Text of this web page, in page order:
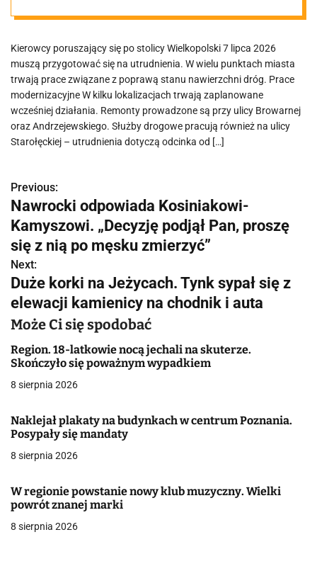
gdzie trwają
naprawy
Kierowcy poruszający się po stolicy Wielkopolski 7 lipca 2026
muszą przygotować się na utrudnienia. W wielu punktach miasta
trwają prace związane z poprawą stanu nawierzchni dróg. Prace
modernizacyjne W kilku lokalizacjach trwają zaplanowane
wcześniej działania. Remonty prowadzone są przy ulicy Browarnej
oraz Andrzejewskiego. Służby drogowe pracują również na ulicy
Starołęckiej – utrudnienia dotyczą odcinka od […]
N
a
w
i
g
a
c
j
w
p
i
s
Previous:
Nawrocki odpowiada Kosiniakowi-
Kamyszowi. „Decyzję podjął Pan, proszę
się z nią po męsku zmierzyć”
Next:
Duże korki na Jeżycach. Tynk sypał się z
elewacji kamienicy na chodnik i auta
Może Ci się spodobać
Region. 18-latkowie nocą jechali na skuterze.
Skończyło się poważnym wypadkiem
8 sierpnia 2026
Naklejał plakaty na budynkach w centrum Poznania.
Posypały się mandaty
8 sierpnia 2026
W regionie powstanie nowy klub muzyczny. Wielki
powrót znanej marki
8 sierpnia 2026